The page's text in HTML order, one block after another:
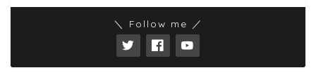
＼ Follow me ／